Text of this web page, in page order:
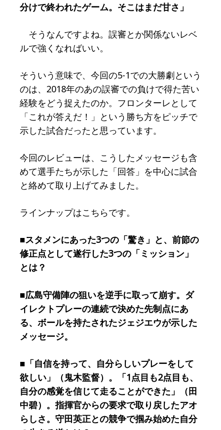
分けで終われたゲーム。そこはまだ甘さ」
そうなんですよね。誤審とか関係ないレベ
ルで強くなればいい。
そういう意味で、今回の5-1での大勝劇という
のは、2018年のあの誤審での負けで得た苦い
経験をどう捉えたのか。フロンターレとして
「これが答えだ！」という勝ち方をピッチで
示した試合だったと思っています。
今回のレビューは、こうしたメッセージも含
めて選手たちが示した「回答」を中心に試合
と絡めて取り上げてみました。
ラインナップはこちらです。
■スタメンにあった3つの「驚き」と、前節の
修正点として遂行した3つの「ミッション」
とは？
■広島守備陣の狙いを逆手に取って崩す。ダ
イレクトプレーの連続で決めた先制点にあ
る、ボールを持たされたジェジエウが示した
メッセージ。
■「自信を持って、自分らしいプレーをして
欲しい」（鬼木監督）。「1点目も2点目も、
自分の感覚を信じて走ることができた」（田
中碧）。指揮官からの要求で取り戻したアオ
らしさ。守田英正との競争で掴み始めた自分